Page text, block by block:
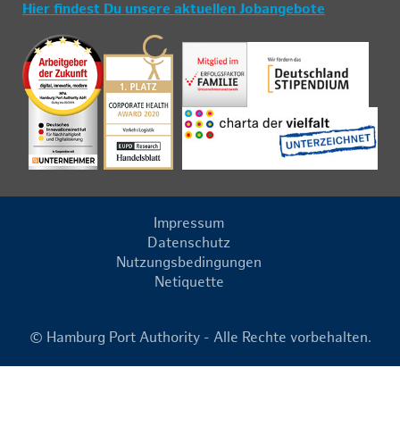
Hier findest Du unsere aktuellen Jobangebote
Impressum
Datenschutz
Nutzungsbedingungen
Netiquette
© Hamburg Port Authority - Alle Rechte vorbehalten.